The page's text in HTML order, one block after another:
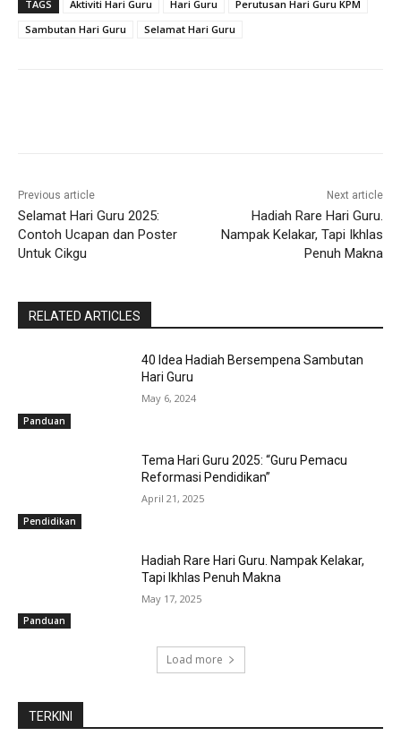
TAGS Aktiviti Hari Guru Hari Guru
Perutusan Hari Guru KPM
Sambutan Hari Guru
Selamat Hari Guru
Previous article
Selamat Hari Guru 2025:
Contoh Ucapan dan Poster
Untuk Cikgu
Next article
Hadiah Rare Hari Guru.
Nampak Kelakar, Tapi Ikhlas
Penuh Makna
RELATED ARTICLES
Panduan
40 Idea Hadiah Bersempena Sambutan
Hari Guru
May 6, 2024
Pendidikan
Tema Hari Guru 2025: “Guru Pemacu
Reformasi Pendidikan”
April 21, 2025
Panduan
Hadiah Rare Hari Guru. Nampak Kelakar,
Tapi Ikhlas Penuh Makna
May 17, 2025
Load more
TERKINI